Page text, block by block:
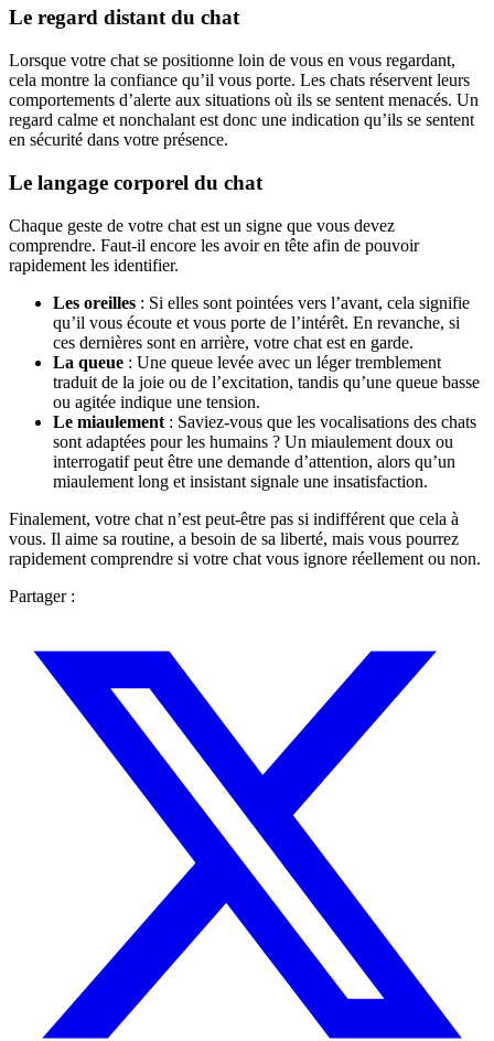
Le regard distant du chat
Lorsque votre chat se positionne loin de vous en vous regardant,
cela montre la confiance qu’il vous porte. Les chats réservent leurs
comportements d’alerte aux situations où ils se sentent menacés. Un
regard calme et nonchalant est donc une indication qu’ils se sentent
en sécurité dans votre présence.
Le langage corporel du chat
Chaque geste de votre chat est un signe que vous devez
comprendre. Faut-il encore les avoir en tête afin de pouvoir
rapidement les identifier.
Les oreilles : Si elles sont pointées vers l’avant, cela signifie
qu’il vous écoute et vous porte de l’intérêt. En revanche, si
ces dernières sont en arrière, votre chat est en garde.
La queue : Une queue levée avec un léger tremblement
traduit de la joie ou de l’excitation, tandis qu’une queue basse
ou agitée indique une tension.
Le miaulement : Saviez-vous que les vocalisations des chats
sont adaptées pour les humains ? Un miaulement doux ou
interrogatif peut être une demande d’attention, alors qu’un
miaulement long et insistant signale une insatisfaction.
Finalement, votre chat n’est peut-être pas si indifférent que cela à
vous. Il aime sa routine, a besoin de sa liberté, mais vous pourrez
rapidement comprendre si votre chat vous ignore réellement ou non.
Partager :